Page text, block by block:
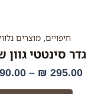
חיפויים,מוצרים
גדר סינטטי גוון
295.00
₪
–